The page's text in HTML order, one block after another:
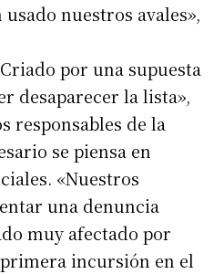
nuestros avales»,
por una supuesta
desaparecer la lista»,
responsables de la
se piensa en
«Nuestros
una denuncia
muy afectado por
incursión en el